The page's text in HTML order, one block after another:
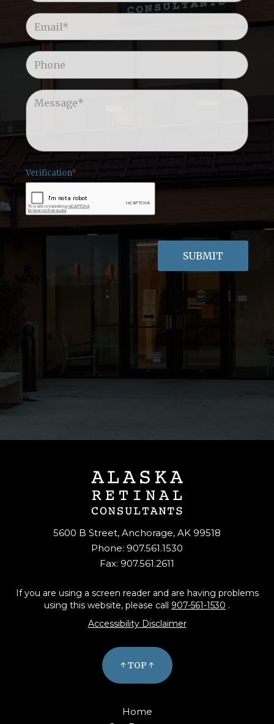
5600 B Street, Anchorage, AK 99518
Phone: 907.561.1530
Fax: 907.561.2611
If you are using a screen reader and are having problems
using this website, please call 907-561-1530 .
Accessibility Disclaimer
↑ TOP ↑
Home